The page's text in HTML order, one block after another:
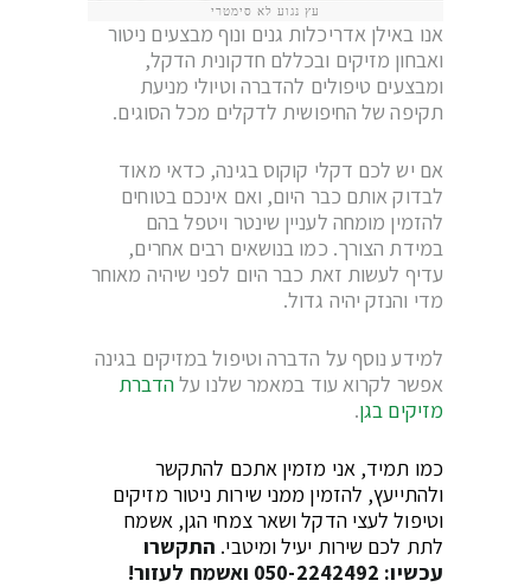
עץ נגוע לא סימטרי
אנו באילן אדריכלות גנים ונוף מבצעים ניטור
ואבחון מזיקים ובכללם חדקונית הדקל,
ומבצעים טיפולים להדברה וטיולי מניעת
תקיפה של החיפושית לדקלים מכל הסוגים.
אם יש לכם דקלי קוקוס בגינה, כדאי מאוד
לבדוק אותם כבר היום, ואם אינכם בטוחים
להזמין מומחה לעניין שינטר ויטפל בהם
במידת הצורך. כמו בנושאים רבים אחרים,
עדיף לעשות זאת כבר היום לפני שיהיה מאוחר
מדי והנזק יהיה גדול.
למידע נוסף על הדברה וטיפול במזיקים בגינה
אפשר לקרוא עוד במאמר שלנו עלהדברת
מזיקים בגן.
כמו תמיד, אני מזמין אתכם להתקשר
ולהתייעץ, להזמין ממני שירות ניטור מזיקים
וטיפול לעצי הדקל ושאר צמחי הגן, אשמח
לתת לכם שירות יעיל ומיטבי. התקשרו
עכשיו: 050-2242492 ואשמח לעזור!